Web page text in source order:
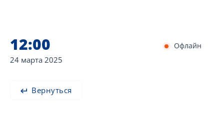
12:00
24 марта 2025
Офлайн
Вернуться